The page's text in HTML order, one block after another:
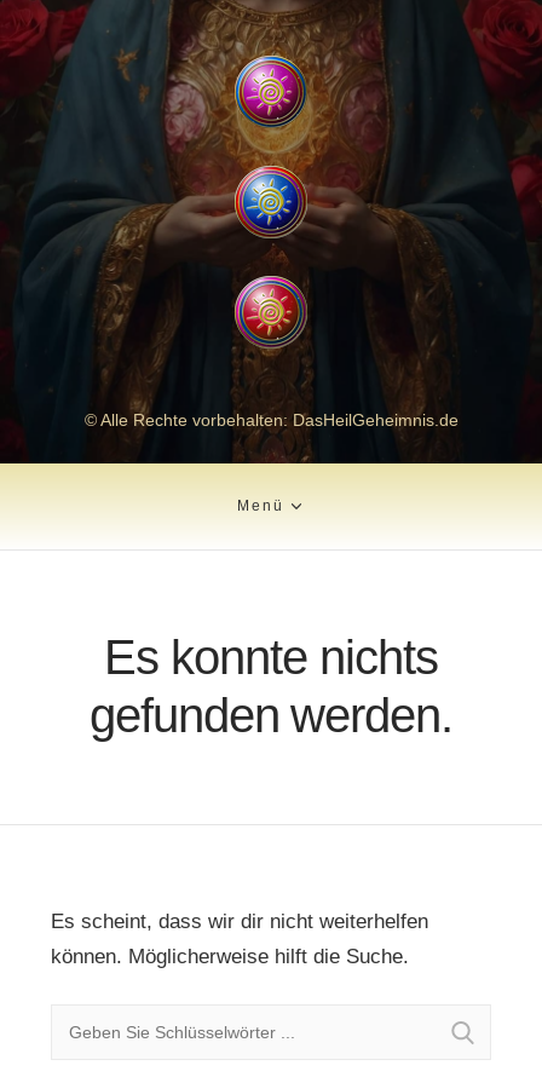
© Alle Rechte vorbehalten: DasHeilGeheimnis.de
Menü
Es konnte nichts
gefunden werden.
Es scheint, dass wir dir nicht weiterhelfen
können. Möglicherweise hilft die Suche.